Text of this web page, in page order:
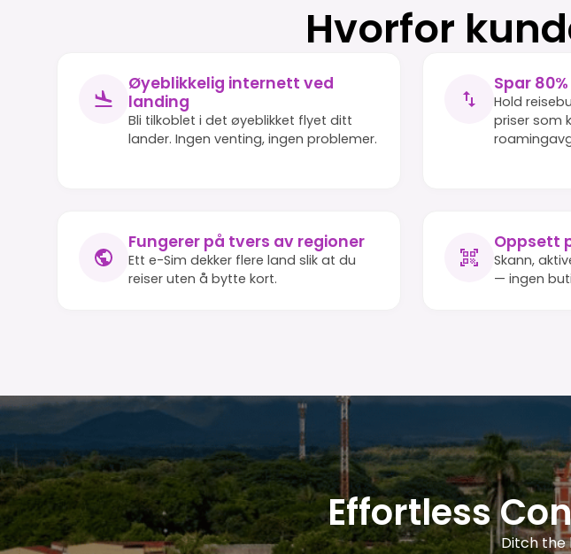
Hvorfor
Øyeblikkelig internett ved
landing
Bli tilkoblet i det øyeblikket flyet ditt
lander. Ingen venting, ingen problemer.
Spar
Hold
priser som
Fungerer på tvers av regioner
Ett e-Sim dekker flere land slik at du
reiser uten å bytte kort.
Oppsett
Skann,
— ingen
Effortless
Ditch the